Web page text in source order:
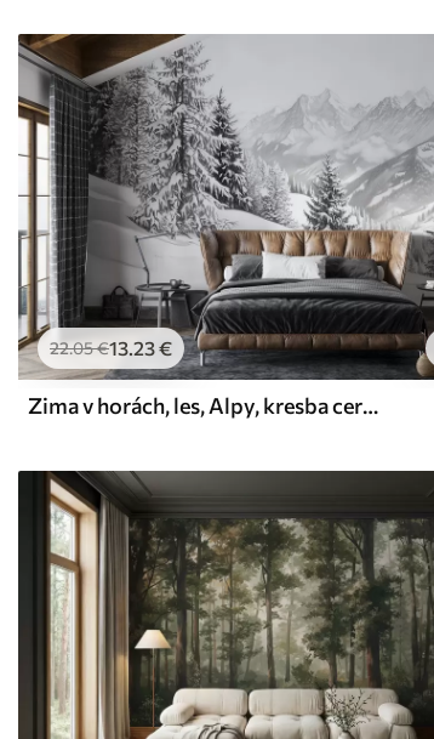
22.05€13.23€
Zima v horách, les, Alpy, kresba ceruzkou, prírodné scenérie